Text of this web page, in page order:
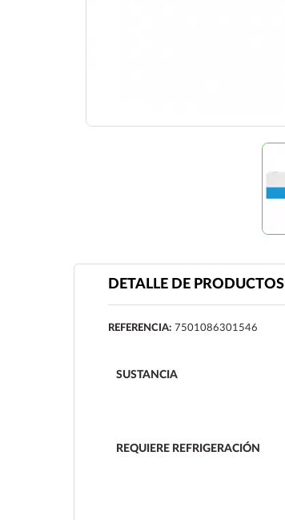
DETALLE DE PRODUCTOS
REFERENCIA: 7501086301546
SUSTANCIA
REQUIERE REFRIGERACIÓN